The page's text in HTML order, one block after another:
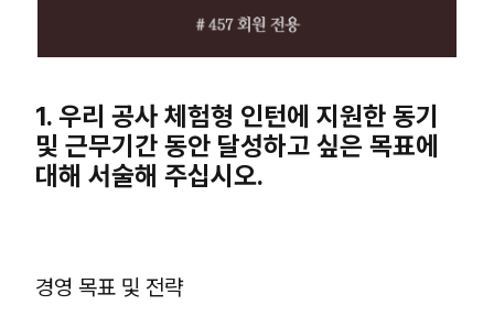
1. 우리 공사 체험형 인턴에 지원한 동기
및 근무기간 동안 달성하고 싶은 목표에
대해 서술해 주십시오.
경영 목표 및 전략